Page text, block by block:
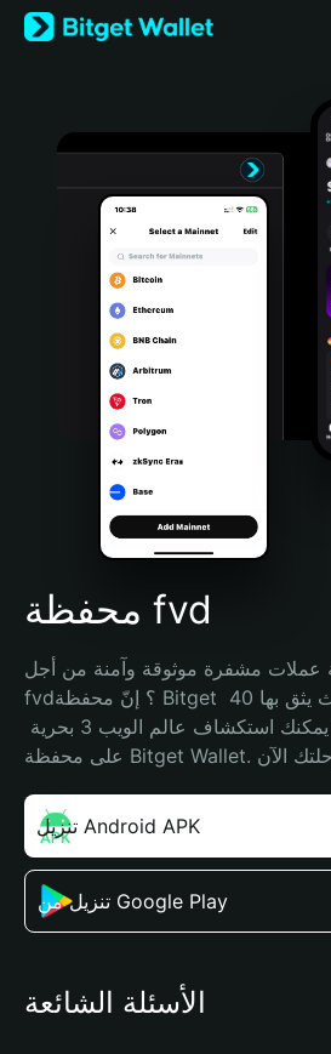
English
日本語
Türkçe
Português (Portugal)
Bahasa Indonesia
Português (Brasil)
Español (Argentina)
محفظة fvd
مشفرة موثوقة وآمنة من أجل
fvd؟ إنّ محفظة Bitget خيارك الأفضل. حيث يثق بها 40
تنزيل Android APK
تنزيل من Google Play
الأسئلة الشائعة